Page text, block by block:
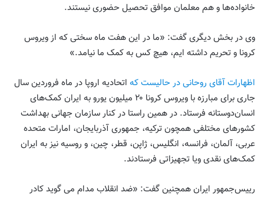
خانواده‌ها و هم معلمان موافق تحصیل حضوری نیستند.
وی در بخش دیگری گفت: «ما در این هفت ماه سختی که از ویروس
کرونا و تحریم داشته ایم، هیچ کس به کمک ما نیامد.»
اظهارات آقای روحانی در حالیست که اتحادیه اروپا در ماه فروردین سال
جاری برای مبارزه با ویروس کرونا ۲۰ میلیون یورو به ایران کمک‌های
انسان‌دوستانه فرستاد. در همین راستا در کنار سازمان جهانی بهداشت
کشورهای مختلفی همچون ترکیه، جمهوری آذربایجان، امارات متحده
عربی، آلمان، فرانسه، انگلیس، ژاپن، قطر، چین، و روسیه نیز به ایران
کمک‌های نقدی ویا تجهیزاتی فرستادند.
رییس‌جمهور ایران همچنین گفت: «ضد انقلاب مدام می گوید کادر